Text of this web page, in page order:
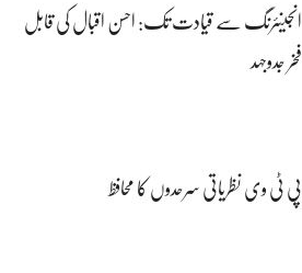
انجینئرنگ سے قیادت تک: احسن اقبال کی قابل
فخر جدوجہد
پی ٹی وی نظریاتی سرحدوں کا محافظ